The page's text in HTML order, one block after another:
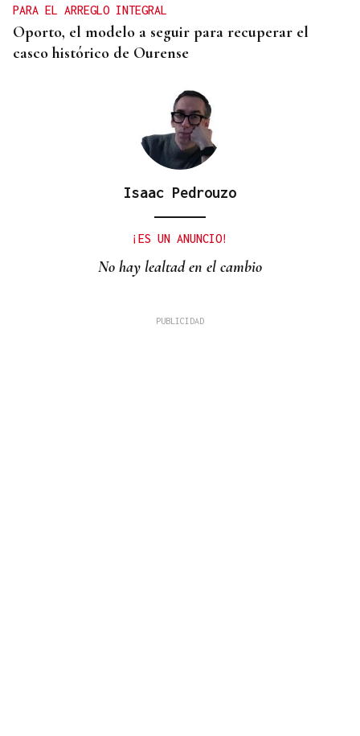
PARA EL ARREGLO INTEGRAL
Oporto, el modelo a seguir para recuperar el
casco histórico de Ourense
Isaac Pedrouzo
¡ES UN ANUNCIO!
No hay lealtad en el cambio